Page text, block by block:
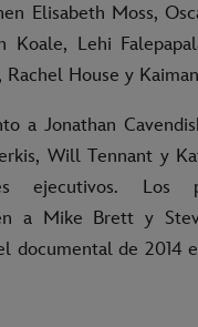
Elisabeth Moss,
Koale, Lehi
House y
a Jonathan
Will Tennant y
ejecutivos. Los
a Mike Brett y
documental de 2014